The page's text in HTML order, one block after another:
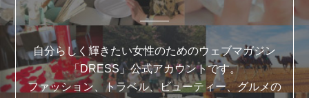
自分らしく輝きたい女性のためのウェブマガジン
「DRESS」公式アカウントです。
ファッション、トラベル、ビューティー、グルメの